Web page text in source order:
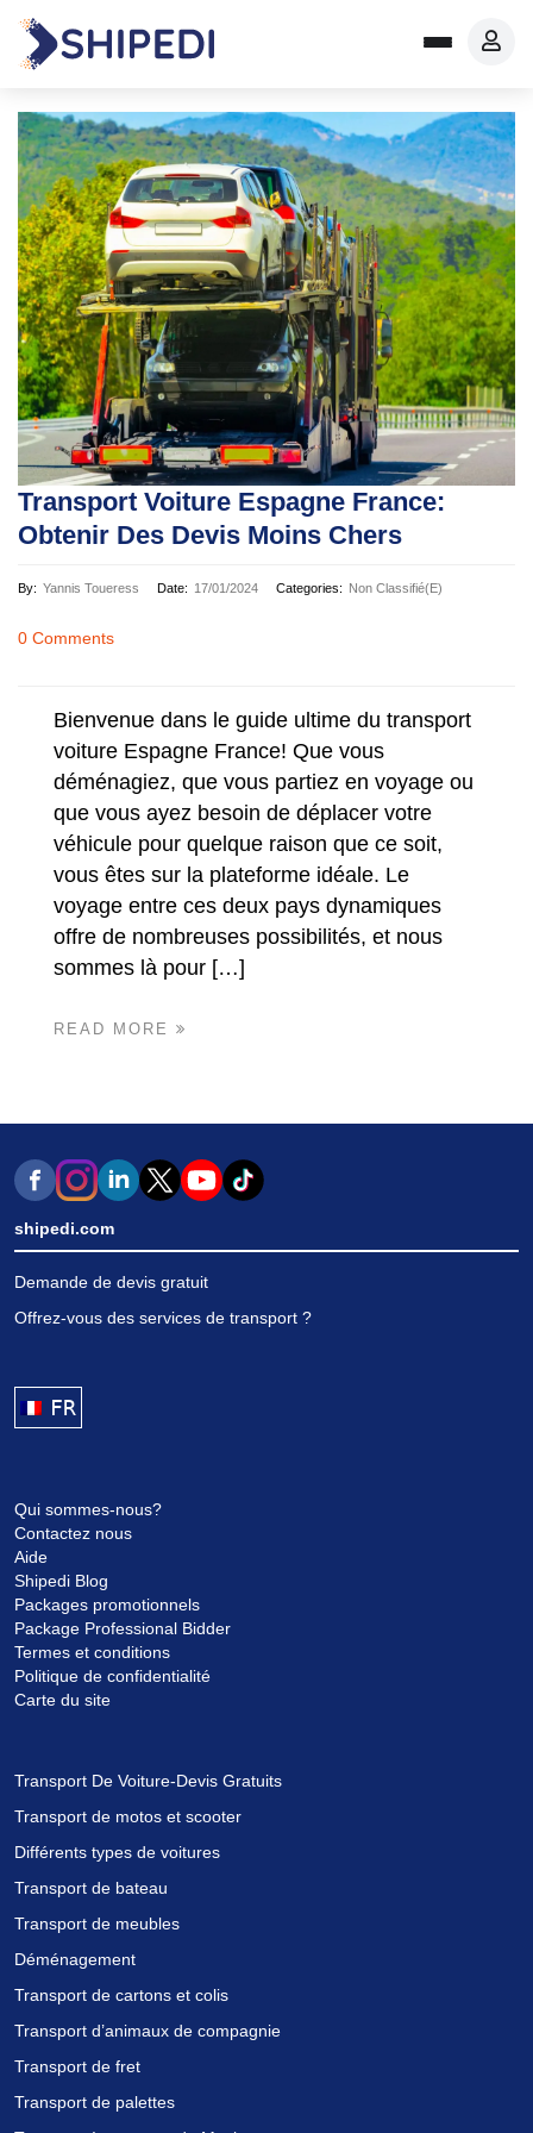
Transport Voiture Espagne France:
Obtenir Des Devis Moins Chers
By: Yannis Toueress Date: 17/01/2024 Categories: Non Classifié(e)
0 Comments
Bienvenue dans le guide ultime du transport
voiture Espagne France! Que vous
déménagiez, que vous partiez en voyage ou
que vous ayez besoin de déplacer votre
véhicule pour quelque raison que ce soit,
vous êtes sur la plateforme idéale. Le
voyage entre ces deux pays dynamiques
offre de nombreuses possibilités, et nous
sommes là pour […]
READ MORE
shipedi.com
Demande de devis gratuit
Offrez-vous des services de transport ?
FRANÇAIS
Qui sommes-nous?
Contactez nous
Aide
Shipedi Blog
Packages promotionnels
Package Professional Bidder
Termes et conditions
Politique de confidentialité
Carte du site
Transport De Voiture-Devis Gratuits
Transport de motos et scooter
Différents types de voitures
Transport de bateau
Transport de meubles
Déménagement
Transport de cartons et colis
Transport d’animaux de compagnie
Transport de fret
Transport de palettes